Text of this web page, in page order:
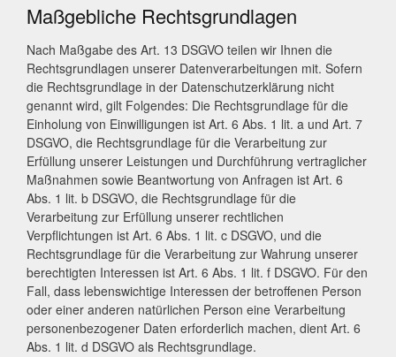
Maßgebliche Rechtsgrundlagen
Nach Maßgabe des Art. 13 DSGVO teilen wir Ihnen die
Rechtsgrundlagen unserer Datenverarbeitungen mit. Sofern
die Rechtsgrundlage in der Datenschutzerklärung nicht
genannt wird, gilt Folgendes: Die Rechtsgrundlage für die
Einholung von Einwilligungen ist Art. 6 Abs. 1 lit. a und Art. 7
DSGVO, die Rechtsgrundlage für die Verarbeitung zur
Erfüllung unserer Leistungen und Durchführung vertraglicher
Maßnahmen sowie Beantwortung von Anfragen ist Art. 6
Abs. 1 lit. b DSGVO, die Rechtsgrundlage für die
Verarbeitung zur Erfüllung unserer rechtlichen
Verpflichtungen ist Art. 6 Abs. 1 lit. c DSGVO, und die
Rechtsgrundlage für die Verarbeitung zur Wahrung unserer
berechtigten Interessen ist Art. 6 Abs. 1 lit. f DSGVO. Für den
Fall, dass lebenswichtige Interessen der betroffenen Person
oder einer anderen natürlichen Person eine Verarbeitung
personenbezogener Daten erforderlich machen, dient Art. 6
Abs. 1 lit. d DSGVO als Rechtsgrundlage.